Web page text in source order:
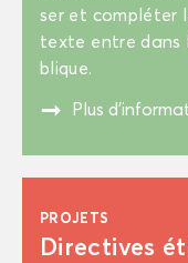
ser et com­plé­ter
texte entre
blique.
" Plus
PRO­JETS
Di­rec­tives